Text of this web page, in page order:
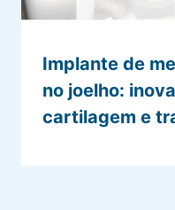
Implante de
no joelho:
cartilagem e